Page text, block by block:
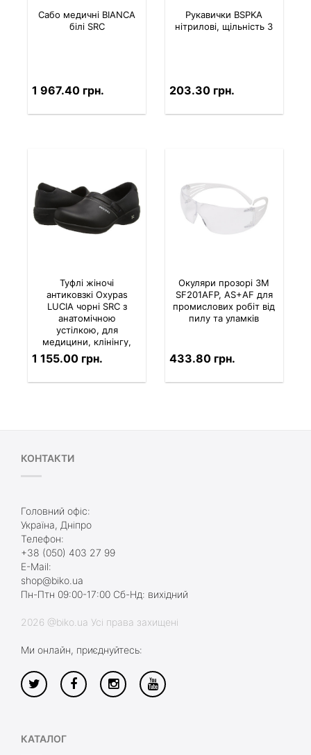
Сабо медичні BIANCA
білі SRC
1 967.40 грн.
Рукавички BSPKA
нітрилові, щільність 3
203.30 грн.
Туфлі жіночі
антиковзкі Oxypas
LUCIA чорні SRC з
анатомічною
устілкою, для
медицини, клінінгу,
сфери обслуговування
1 155.00 грн.
Окуляри прозорі 3M
SF201AFP, AS+AF для
промислових робіт від
пилу та уламків
433.80 грн.
КОНТАКТИ
Головний офіс:
Україна, Дніпро
Телефон:
+38 (050) 403 27 99
E-Mail:
shop@biko.ua
Пн-Птн 09:00-17:00 Сб-Нд: вихідний
2026 @biko.ua Усі права захищені
Ми онлайн, приєднуйтесь:
КАТАЛОГ